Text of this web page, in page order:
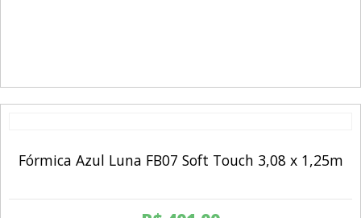
Fórmica Azul Luna FB07 Soft Touch 3,08 x 1,25m